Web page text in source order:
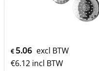
€ 5.06 excl BTW
€6.12 incl BTW